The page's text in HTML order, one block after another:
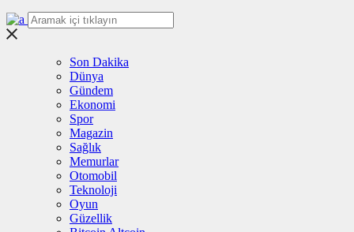
Son Dakika
Dünya
Gündem
Ekonomi
Spor
Magazin
Sağlık
Memurlar
Otomobil
Teknoloji
Oyun
Güzellik